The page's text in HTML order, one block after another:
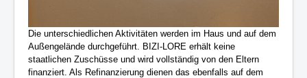
Die unterschiedlichen Aktivitäten werden im Haus und auf dem
Außengelände durchgeführt. BIZI-LORE erhält keine
staatlichen Zuschüsse und wird vollständig von den Eltern
finanziert. Als Refinanzierung dienen das ebenfalls auf dem